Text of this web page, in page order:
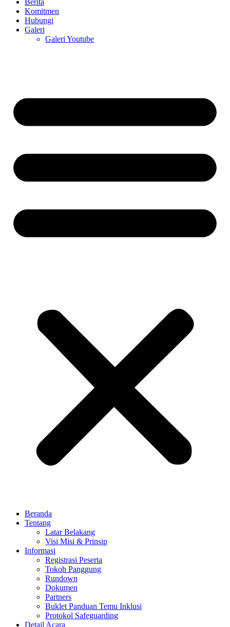
Berita
Komitmen
Hubungi
Galeri
Galeri Youtube
Beranda
Tentang
Latar Belakang
Visi Misi & Prinsip
Informasi
Registrasi Peserta
Tokoh Panggung
Rundown
Dokumen
Partners
Buklet Panduan Temu Inklusi
Protokol Safeguarding
Detail Acara